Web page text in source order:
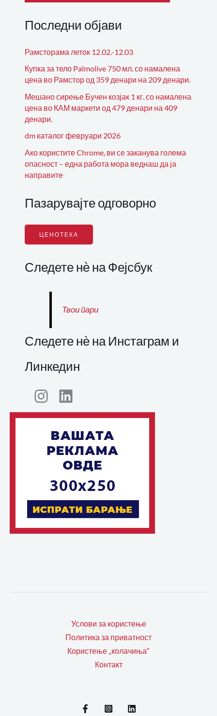
Последни објави
Рамсторама леток 12.02.-12.03
Купка за тело Palmolive 750 мл. со намалена
цена во Рамстор од 359 денари на 209 денари.
Мешано сирење Бучен козјак 1 кг. со намалена
цена во КАМ маркети од 479 денари на 409
денари.
dm каталог февруари 2026
Ако користите Chrome, ви се заканува голема
опасност – една работа мора веднаш да ја
направите
Пазарувајте одговорно
ЦЕНОТЕКА
Следете нѐ на Фејсбук
Твои пари
Следете нѐ на Инстаграм и
Линкедин
Услови за користење
Политика за приватност
Користење „колачиња“
Контакт